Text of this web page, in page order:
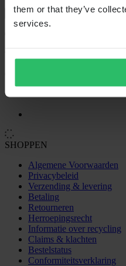
them or that they’ve
services.
Toon alleen lokale reviews
SHOPPEN
Algemene Voorwaarden
Privacybeleid
Verzending & levering
Betaling
Retourneren
Herroepingsrecht
Informatie over recycling
Claims & klachten
Bestelstatus
Conformiteitsverklaring